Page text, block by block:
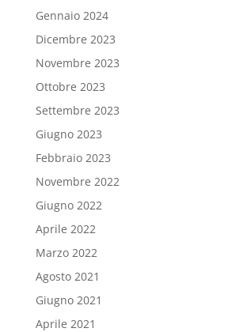
Gennaio 2024
Dicembre 2023
Novembre 2023
Ottobre 2023
Settembre 2023
Giugno 2023
Febbraio 2023
Novembre 2022
Giugno 2022
Aprile 2022
Marzo 2022
Agosto 2021
Giugno 2021
Aprile 2021